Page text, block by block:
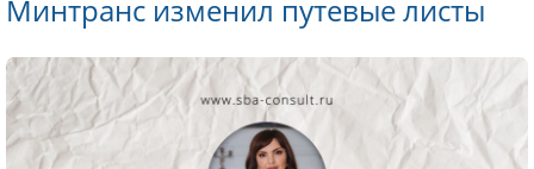
Минтранс изменил путевые листы